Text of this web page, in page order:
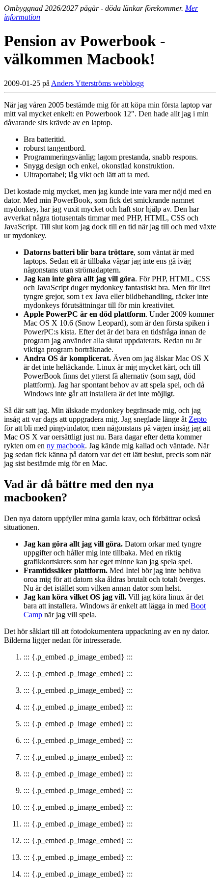
Ombyggnad 2026/2027 pågår - döda länkar förekommer. Mer
information
Pension av Powerbook -
välkommen Macbook!
2009-01-25 på Anders Ytterströms webblogg
När jag våren 2005 bestämde mig för att köpa min första laptop var
mitt val mycket enkelt: en Powerbook 12". Den hade allt jag i min
dåvarande sits krävde av en laptop.
Bra batteritid.
roburst tangentbord.
Programmeringsvänlig; lagom prestanda, snabb respons.
Snygg design och enkel, okonstlad konstruktion.
Ultraportabel; låg vikt och lätt att ta med.
Det kostade mig mycket, men jag kunde inte vara mer nöjd med en
dator. Med min PowerBook, som fick det smickrande namnet
mydonkey, har jag vuxit mycket och haft stor hjälp av. Den har
avverkat några tiotusentals timmar med PHP, HTML, CSS och
JavaScript. Till slut kom jag dock till en tid när jag till och med växte
ur mydonkey.
Datorns batteri blir bara tröttare, som väntat är med
laptops. Sedan ett år tillbaka vågar jag inte ens gå iväg
någonstans utan strömadaptern.
Jag kan inte göra allt jag vill göra. För PHP, HTML, CSS
och JavaScript duger mydonkey fantastiskt bra. Men för litet
tyngre grejor, som t ex Java eller bildbehandling, räcker inte
mydonkeys förutsättningar till för min kreativitet.
Apple PowerPC är en död plattform. Under 2009 kommer
Mac OS X 10.6 (Snow Leopard), som är den första spiken i
PowerPC:s kista. Efter det är det bara en tidsfråga innan de
program jag använder alla slutat uppdaterats. Redan nu är
viktiga program borträknade.
Andra OS är komplicerat. Även om jag älskar Mac OS X
är det inte heltäckande. Linux är mig mycket kärt, och till
PowerBook finns det ytterst få alternativ (som sagt, död
plattform). Jag har spontant behov av att spela spel, och då
Windows inte går att installera är det inte möjligt.
Så där satt jag. Min älskade mydonkey begränsade mig, och jag
insåg att var dags att uppgradera mig. Jag sneglade länge åt Zepto
för att bli med pingvindator, men någonstans på vägen insåg jag att
Mac OS X var oersättligt just nu. Bara dagar efter detta kommer
rykten om en ny macbook. Jag kände mig kallad och väntade. När
jag sedan fick känna på datorn var det ett lätt beslut, precis som när
jag sist bestämde mig för en Mac.
Vad är då bättre med den nya
macbooken?
Den nya datorn uppfyller mina gamla krav, och förbättrar också
situationen.
Jag kan göra allt jag vill göra. Datorn orkar med tyngre
uppgifter och håller mig inte tillbaka. Med en riktig
grafikkortskrets som har eget minne kan jag spela spel.
Framtidssäker plattform. Med Intel bör jag inte behöva
oroa mig för att datorn ska åldras brutalt och totalt överges.
Nu är det istället som vilken annan dator som helst.
Jag kan köra vilket OS jag vill. Vill jag köra linux är det
bara att installera. Windows är enkelt att lägga in med Boot
Camp när jag vill spela.
Det hör såklart till att fotodokumentera uppackning av en ny dator.
Bilderna ligger nedan för intresserade.
::: {.p_embed .p_image_embed} :::
::: {.p_embed .p_image_embed} :::
::: {.p_embed .p_image_embed} :::
::: {.p_embed .p_image_embed} :::
::: {.p_embed .p_image_embed} :::
::: {.p_embed .p_image_embed} :::
::: {.p_embed .p_image_embed} :::
::: {.p_embed .p_image_embed} :::
::: {.p_embed .p_image_embed} :::
::: {.p_embed .p_image_embed} :::
::: {.p_embed .p_image_embed} :::
::: {.p_embed .p_image_embed} :::
::: {.p_embed .p_image_embed} :::
::: {.p_embed .p_image_embed} :::